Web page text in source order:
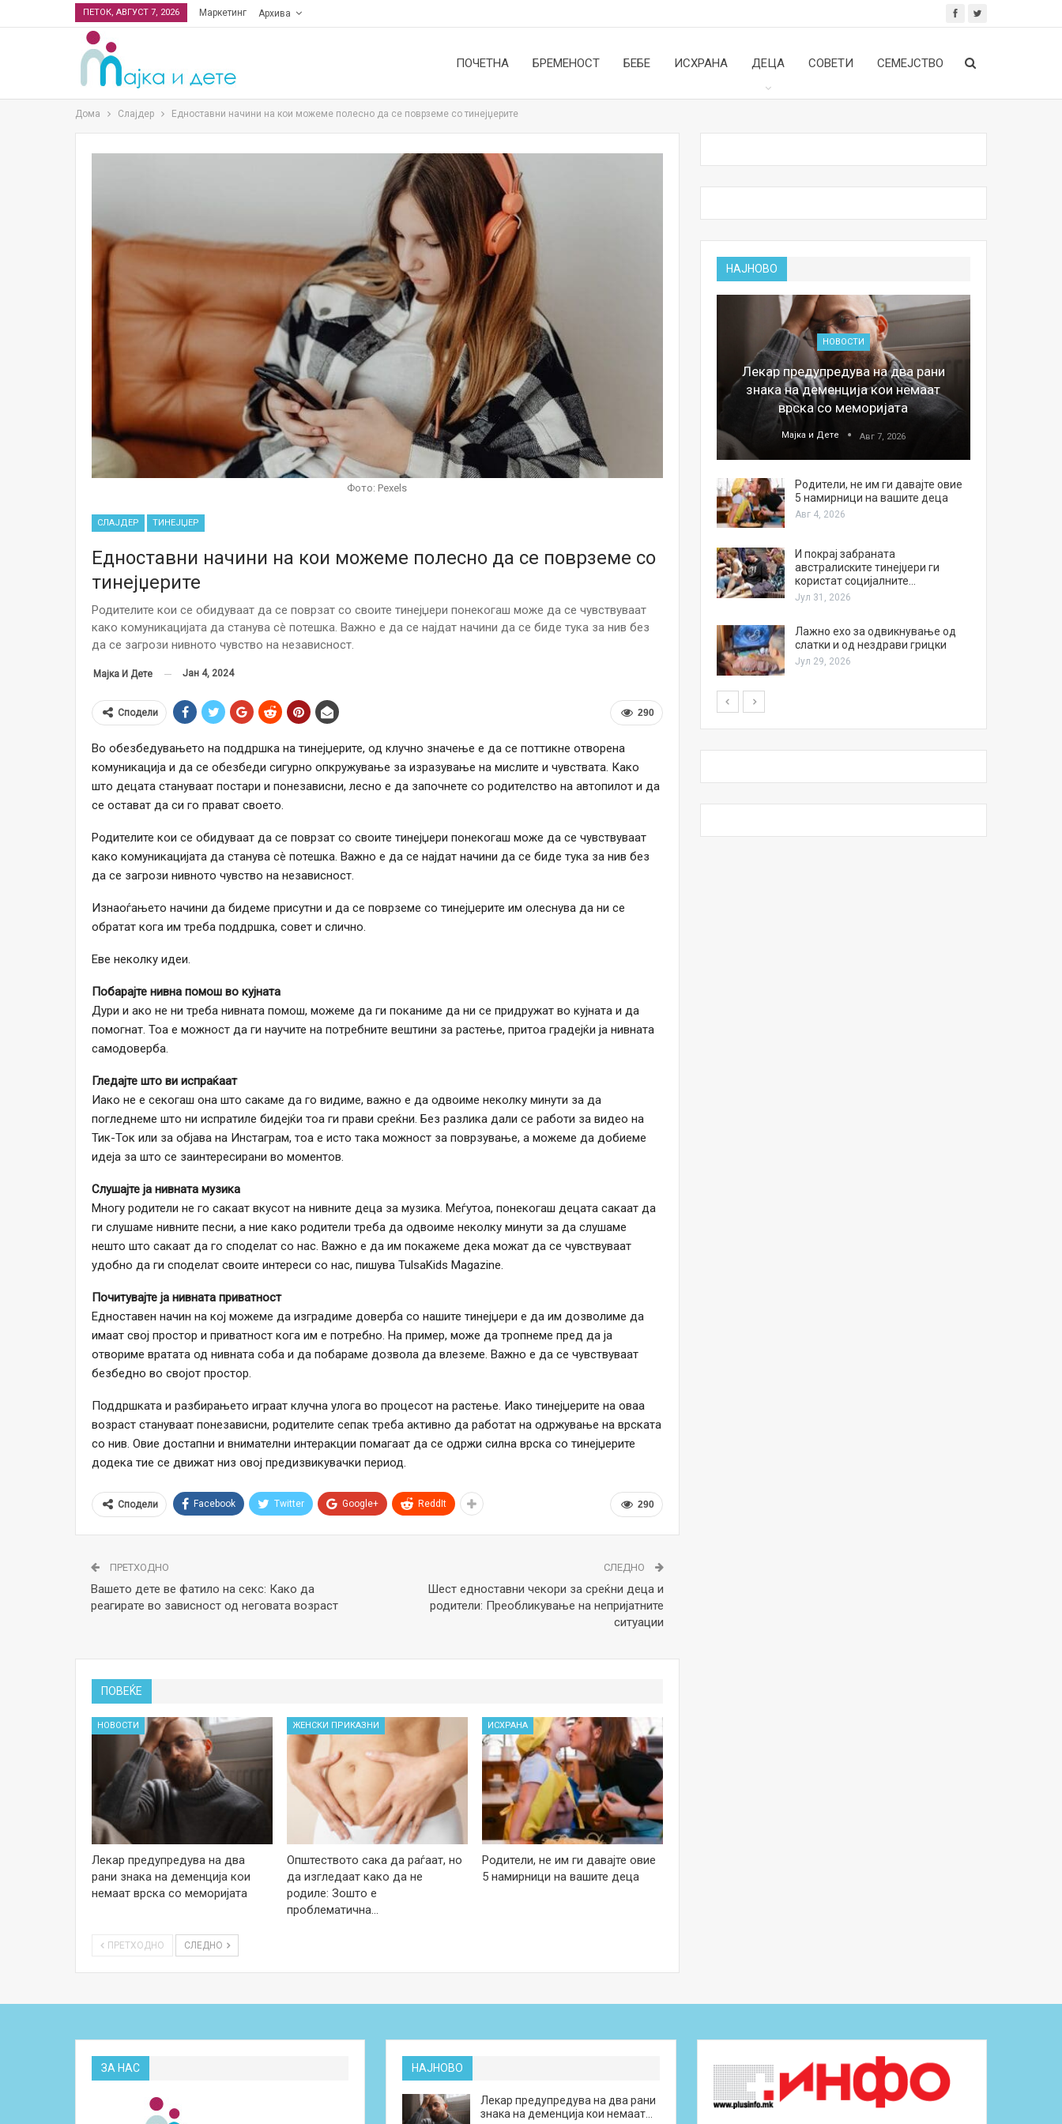
ПЕТОК, АВГУСТ 7, 2026 Маркетинг Архива
ПОЧЕТНА БРЕМЕНОСТ БЕБЕ ИСХРАНА ДЕЦА СОВЕТИ СЕМЕЈСТВО
Дома Слајдер Едноставни начини на кои можеме полесно да се поврземе со тинејџерите
Фото: Pexels
СЛАЈДЕР ТИНЕЈЏЕР
Едноставни начини на кои можеме полесно да се поврземе со
тинејџерите
Родителите кои се обидуваат да се поврзат со своите тинејџери понекогаш може да се чувствуваат
како комуникацијата да станува сè потешка. Важно е да се најдат начини да се биде тука за нив без
да се загрози нивното чувство на независност.
Мајка И Дете Јан 4, 2024
290
Сподели
Во обезбедувањето на поддршка на тинејџерите, од клучно значење е да се поттикне отворена
комуникација и да се обезбеди сигурно опкружување за изразување на мислите и чувствата. Како
што децата стануваат постари и понезависни, лесно е да започнете со родителство на автопилот и да
се остават да си го прават своето.
Родителите кои се обидуваат да се поврзат со своите тинејџери понекогаш може да се чувствуваат
како комуникацијата да станува сè потешка. Важно е да се најдат начини да се биде тука за нив без
да се загрози нивното чувство на независност.
Изнаоѓањето начини да бидeме присутни и да се поврземе со тинејџерите им олеснува да ни се
обратат кога им треба поддршка, совет и слично.
Еве неколку идеи.
Побарајте нивна помош во кујната
Дури и ако не ни треба нивната помош, можеме да ги поканиме да ни се придружат во кујната и да
помогнат. Тоа е можност да ги научите на потребните вештини за растење, притоа градејќи ја нивната
самодоверба.
Гледајте што ви испраќаат
Иако не е секогаш она што сакаме да го видиме, важно е да одвоиме неколку минути за да
погледнеме што ни испратиле бидејќи тоа ги прави среќни. Без разлика дали се работи за видео на
Тик-Ток или за објава на Инстаграм, тоа е исто така можност за поврзување, а можеме да добиеме
идеја за што се заинтересирани во моментов.
Слушајте ја нивната музика
Многу родители не го сакаат вкусот на нивните деца за музика. Меѓутоа, понекогаш децата сакаат да
ги слушаме нивните песни, а ние како родители треба да одвоиме неколку минути за да слушаме
нешто што сакаат да го споделат со нас. Важно е да им покажеме дека можат да се чувствуваат
удобно да ги споделат своите интереси со нас, пишува TulsaKids Magazine.
Почитувајте ја нивната приватност
Едноставен начин на кој можеме да изградиме доверба со нашите тинејџери е да им дозволиме да
имаат свој простор и приватност кога им е потребно. На пример, може да тропнеме пред да ја
отвориме вратата од нивната соба и да побараме дозвола да влеземе. Важно е да се чувствуваат
безбедно во својот простор.
Поддршката и разбирањето играат клучна улога во процесот на растење. Иако тинејџерите на оваа
возраст стануваат понезависни, родителите сепак треба активно да работат на одржување на врската
со нив. Овие достапни и внимателни интеракции помагаат да се одржи силна врска со тинејџерите
додека тие се движат низ овој предизвикувачки период.
290
Сподели Facebook Twitter Google+ ReddIt
ПРЕТХОДНО
Вашето дете ве фатило на секс: Како да
реагирате во зависност од неговата возраст
СЛЕДНО
Шест едноставни чекори за среќни деца и
родители: Преобликување на непријатните
ситуации
ПОВЕЌЕ
НОВОСТИ
Лекар предупредува на два
рани знака на деменција кои
немаат врска со меморијата
ЖЕНСКИ ПРИКАЗНИ
Општеството сака да раѓаат, но
да изгледаат како да не
родиле: Зошто е
проблематична…
ИСХРАНА
Родители, не им ги давајте овие
5 намирници на вашите деца
ПРЕТХОДНО СЛЕДНО
НАЈНОВО
НОВОСТИ
Финците вложија милион евра во
кал, за посилен имунитет на децата
Мајка и Дете Јул 24, 2026
Нов тест од крвта би можел да го
НОВОСТИ
Лекар предупредува на два рани
знака на деменција кои немаат
врска со меморијата
Мајка и Дете Авг 7, 2026
Родители, не им ги давајте овие
5 намирници на вашите деца
Авг 4, 2026
И покрај забраната
австралиските тинејџери ги
користат социјалните…
Јул 31, 2026
Лажно ехо за одвикнување од
слатки и од нездрави грицки
Јул 29, 2026
ЗА НАС НАЈНОВО
Лекар предупредува на два рани
знака на деменција кои немаат…